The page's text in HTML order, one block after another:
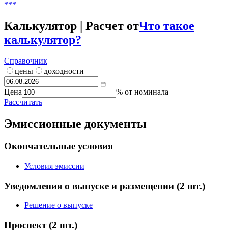
***
Калькулятор | Расчет отЧто такое
калькулятор?
Справочник
цены
доходности
Цена
% от номинала
Рассчитать
Эмиссионные документы
Окончательные условия
Условия эмиссии
Уведомления о выпуске и размещении (2 шт.)
Решение о выпуске
Проспект (2 шт.)